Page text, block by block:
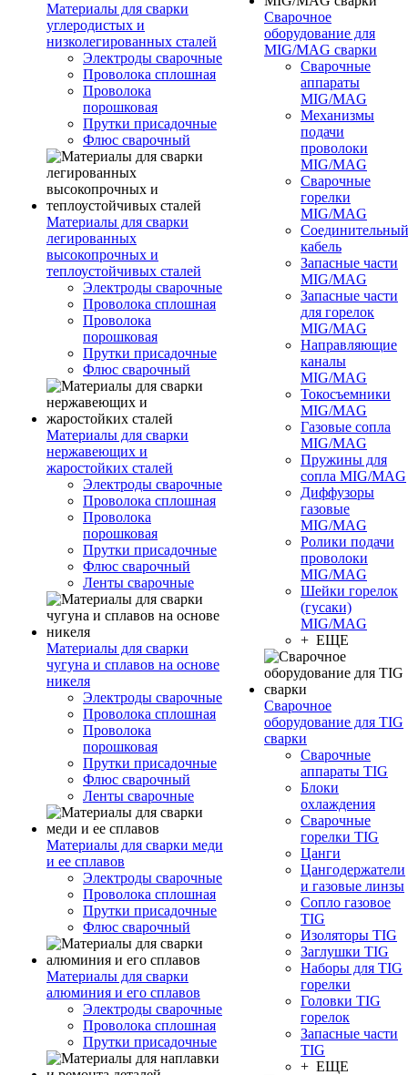
Материалы для сварки
углеродистых и
низколегированных сталей
Электроды сварочные
Проволока сплошная
Проволока
порошковая
Прутки присадочные
Флюс сварочный
Материалы для сварки
легированных
высокопрочных и
теплоустойчивых сталей
Электроды сварочные
Проволока сплошная
Проволока
порошковая
Прутки присадочные
Флюс сварочный
Материалы для сварки
нержавеющих и
жаростойких сталей
Электроды сварочные
Проволока сплошная
Проволока
порошковая
Прутки присадочные
Флюс сварочный
Ленты сварочные
Материалы для сварки
чугуна и сплавов на основе
никеля
Электроды сварочные
Проволока сплошная
Проволока
порошковая
Прутки присадочные
Флюс сварочный
Ленты сварочные
Материалы для сварки меди
и ее сплавов
Электроды сварочные
Проволока сплошная
Прутки присадочные
Флюс сварочный
Материалы для сварки
алюминия и его сплавов
Электроды сварочные
Проволока сплошная
Прутки присадочные
Сварочное
оборудование для
MIG/MAG сварки
Сварочные
аппараты
MIG/MAG
Механизмы
подачи
проволоки
MIG/MAG
Сварочные
горелки
MIG/MAG
Соединительный
кабель
Запасные части
MIG/MAG
Запасные части
для горелок
MIG/MAG
Направляющие
каналы
MIG/MAG
Токосъемники
MIG/MAG
Газовые сопла
MIG/MAG
Пружины для
сопла MIG/MAG
Диффузоры
газовые
MIG/MAG
Ролики подачи
проволоки
MIG/MAG
Шейки горелок
(гусаки)
MIG/MAG
+ ЕЩЕ
Сварочное
оборудование для TIG
сварки
Сварочные
аппараты TIG
Блоки
охлаждения
Сварочные
горелки TIG
Цанги
Цангодержатели
и газовые линзы
Сопло газовое
TIG
Изоляторы TIG
Заглушки TIG
Наборы для TIG
горелки
Головки TIG
горелок
Запасные части
TIG
+ ЕЩЕ